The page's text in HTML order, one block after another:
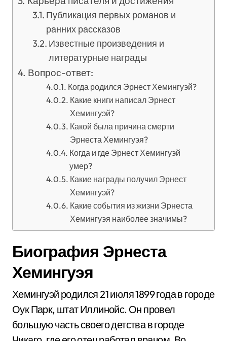
Публикация первых романов и
ранних рассказов
Известные произведения и
литературные награды
Вопрос-ответ:
Когда родился Эрнест Хемингуэй?
Какие книги написал Эрнест
Хемингуэй?
Какой была причина смерти
Эрнеста Хемингуэя?
Когда и где Эрнест Хемингуэй
умер?
Какие награды получил Эрнест
Хемингуэй?
Какие события из жизни Эрнеста
Хемингуэя наиболее значимы?
Биография Эрнеста
Хемингуэя
Хемингуэй родился 21 июля 1899 года в городе
Оук Парк, штат Иллинойс. Он провел
большую часть своего детства в городе